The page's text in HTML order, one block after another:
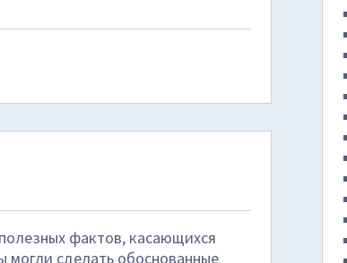
фактов, касающихся
могли сделать обоснованные